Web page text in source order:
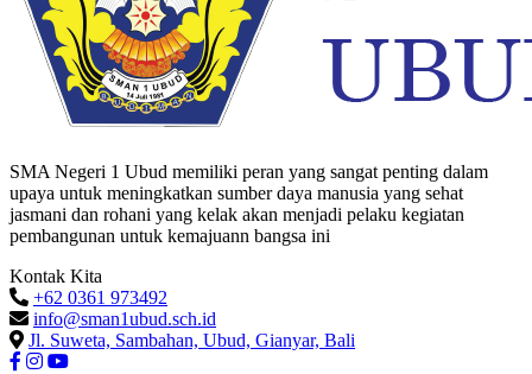
SMA Negeri 1 Ubud memiliki peran yang sangat penting dalam
upaya untuk meningkatkan sumber daya manusia yang sehat
jasmani dan rohani yang kelak akan menjadi pelaku kegiatan
pembangunan untuk kemajuann bangsa ini
Kontak Kita
+62 0361 973492
info@sman1ubud.sch.id
Jl. Suweta, Sambahan, Ubud, Gianyar, Bali